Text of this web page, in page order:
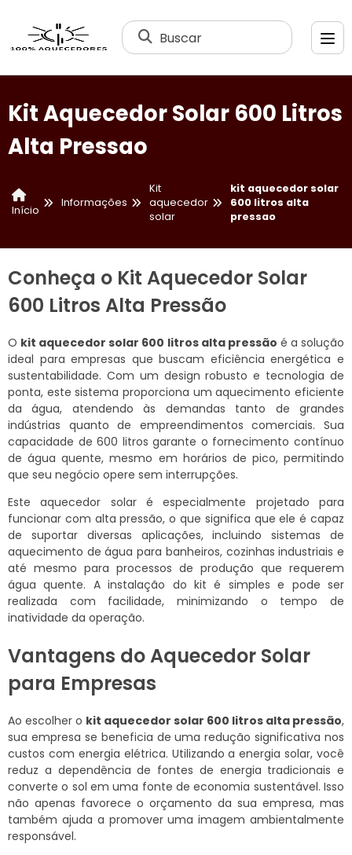
Buscar
Kit Aquecedor Solar 600 Litros
Alta Pressao
Início
Informações
Kit
aquecedor
solar
kit aquecedor solar
600 litros alta
pressao
Conheça o Kit Aquecedor Solar
600 Litros Alta Pressão
O kit aquecedor solar 600 litros alta pressão é a solução
ideal para empresas que buscam eficiência energética e
sustentabilidade. Com um design robusto e tecnologia de
ponta, este sistema proporciona um aquecimento eficiente
da água, atendendo às demandas tanto de grandes
indústrias quanto de empreendimentos comerciais. Sua
capacidade de 600 litros garante o fornecimento contínuo
de água quente, mesmo em horários de pico, permitindo
que seu negócio opere sem interrupções.
Este aquecedor solar é especialmente projetado para
funcionar com alta pressão, o que significa que ele é capaz
de suportar diversas aplicações, incluindo sistemas de
aquecimento de água para banheiros, cozinhas industriais e
até mesmo para processos de produção que requerem
água quente. A instalação do kit é simples e pode ser
realizada com facilidade, minimizando o tempo de
inatividade da operação.
Vantagens do Aquecedor Solar
para Empresas
Ao escolher o kit aquecedor solar 600 litros alta pressão,
sua empresa se beneficia de uma redução significativa nos
custos com energia elétrica. Utilizando a energia solar, você
reduz a dependência de fontes de energia tradicionais e
converte o sol em uma fonte de economia sustentável. Isso
não apenas favorece o orçamento da sua empresa, mas
também ajuda a promover uma imagem ambientalmente
responsável.